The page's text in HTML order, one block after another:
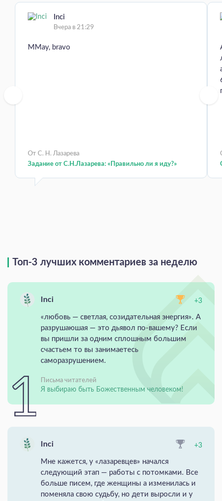
Inci
Вчера в 21:29
MMay, bravo
От С. Н. Лазарева
Задание от С.Н.Лазарева: «Правильно ли я иду?»
Топ-3 лучших комментариев за неделю
Inci +3
«любовь — светлая, созидательная энергия». А
разрушаюшая — это дьявол по-вашему? Если
вы пришли за одним сплошным большим
счастьем то вы занимаетесь
саморазрушением.
Письма читателей
Я выбираю быть Божественным человеком!
Inci +3
Мне кажется, у «лазаревцев» начался
следующий этап — работы с потомками. Все
больше писем, где женщины а изменилась и
поменяла свою судьбу, но дети выросли и у